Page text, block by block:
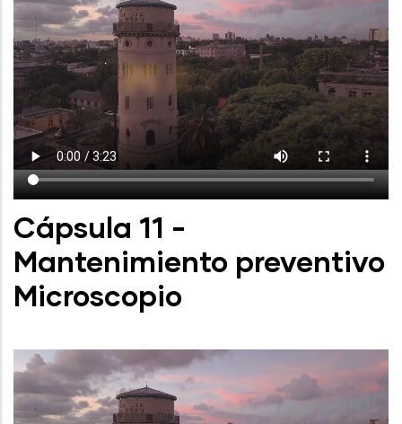
Cápsula 11 -
Mantenimiento preventivo
Microscopio